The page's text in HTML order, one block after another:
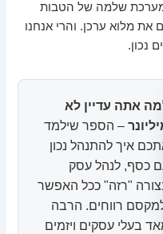
שלמה של הטבות
מלוא ערכן. והרי אנחנו
נכון.
אתה עדיין לא
– הספר שילמד
איך להתנהל נכון
כסף, לנהל עסק
"רזה" ככל האפשר
רווחים. הרבה
בעלי עסקים ויזמים